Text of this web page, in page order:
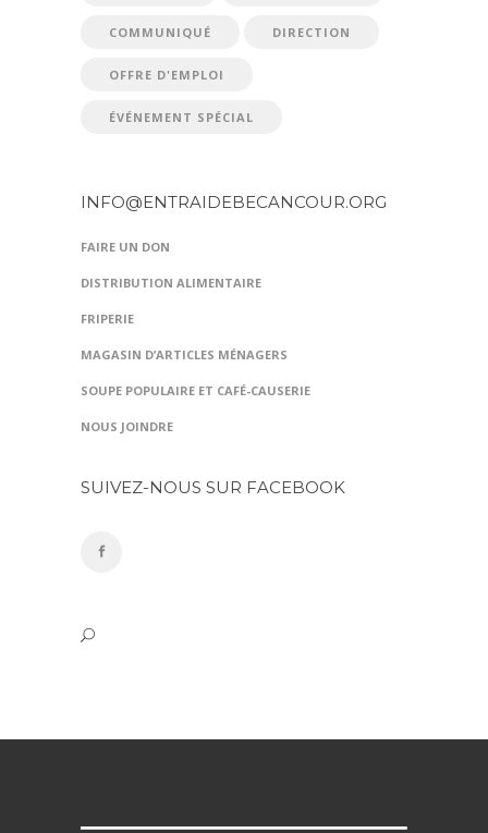
COMMUNIQUÉ DIRECTION
OFFRE D'EMPLOI
ÉVÉNEMENT SPÉCIAL
INFO@ENTRAIDEBECANCOUR.ORG
FAIRE UN DON
DISTRIBUTION ALIMENTAIRE
FRIPERIE
MAGASIN D’ARTICLES MÉNAGERS
SOUPE POPULAIRE ET CAFÉ-CAUSERIE
NOUS JOINDRE
SUIVEZ-NOUS SUR FACEBOOK